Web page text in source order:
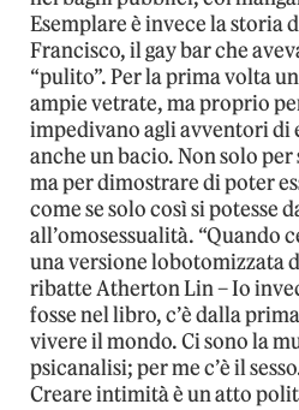
Esemplare è invece la storia
Francisco, il gay bar che
“pulito”. Per la prima volta
ampie vetrate, ma proprio
impedivano agli avventori di
anche un bacio. Non solo
ma per dimostrare di poter
come se solo così si potesse
all’omosessualità. “Quando
una versione lobotomizzata
ribatte Atherton Lin – Io
fosse nel libro, c’è dalla
vivere il mondo. Ci sono la
psicanalisi; per me c’è il
Creare intimità è un atto